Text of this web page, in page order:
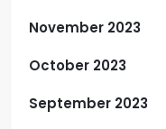
November 2023
October 2023
September 2023